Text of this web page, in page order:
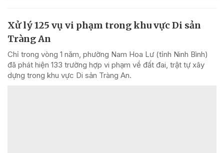
Xử lý 125 vụ vi phạm trong khu vực Di sản
Tràng An
Chỉ trong vòng 1 năm, phường Nam Hoa Lư (tỉnh Ninh Bình)
đã phát hiện 133 trường hợp vi phạm về đất đai, trật tự xây
dựng trong khu vực Di sản Tràng An.